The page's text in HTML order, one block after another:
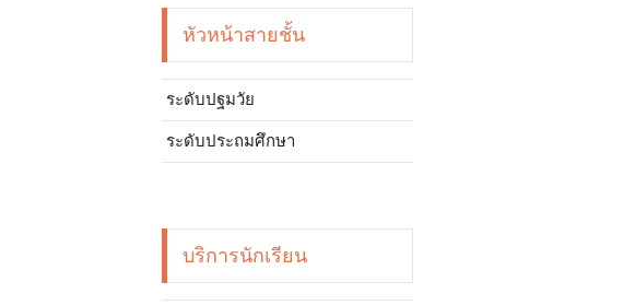
หัวหน้าสายชั้น
ระดับปฐมวัย
ระดับประถมศึกษา
บริการนักเรียน